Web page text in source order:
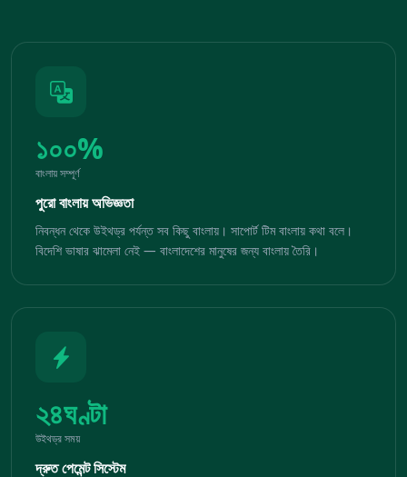
১০০%
বাংলায় সম্পূর্ণ
পুরো বাংলায় অভিজ্ঞতা
নিবন্ধন থেকে উইথড্র পর্যন্ত সব কিছু বাংলায়। সাপোর্ট টিম বাংলায় কথা বলে।
বিদেশি ভাষার ঝামেলা নেই — বাংলাদেশের মানুষের জন্য বাংলায় তৈরি।
২৪ঘণ্টা
উইথড্র সময়
দ্রুত পেমেন্ট সিস্টেম